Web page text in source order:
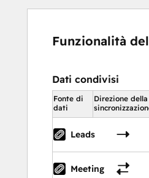
Funzionalità
Dati condivisi
Fonte di
dati
Direzione della
Leads
Meeting